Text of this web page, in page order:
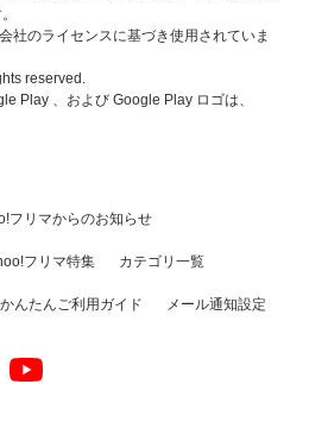
社のライセンスに基づき使用されていま
reserved.
Play 、および Google Play ロゴは、
フリマからのお知らせ
フリマ特集 カテゴリ一覧
かんたんご利用ガイド メール通知設定